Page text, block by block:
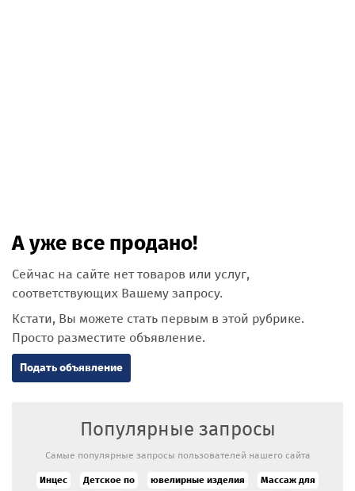
А уже все продано!
Сейчас на сайте нет товаров или услуг,
соответствующих Вашему запросу.
Кстати, Вы можете стать первым в этой рубрике.
Просто разместите объявление.
Подать объявление
Популярные запросы
Самые популярные запросы пользователей нашего сайта
Инцес Детское по ювелирные изделия Массаж для